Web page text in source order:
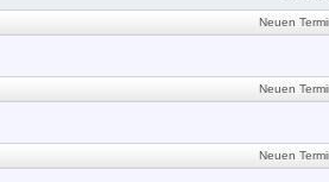
Neuen
Neuen
Neuen